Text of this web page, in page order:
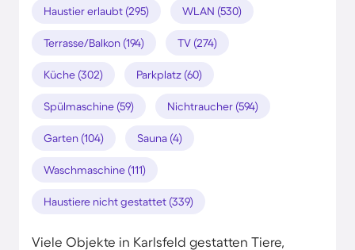
Haustier erlaubt (295) WLAN (530)
Terrasse/Balkon (194) TV (274)
Küche (302) Parkplatz (60)
Spülmaschine (59) Nichtraucher (594)
Garten (104) Sauna (4)
Waschmaschine (111)
Haustiere nicht gestattet (339)
Viele Objekte in Karlsfeld gestatten Tiere,